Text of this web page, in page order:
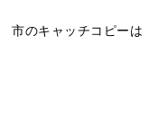
市のキャッチコピーは